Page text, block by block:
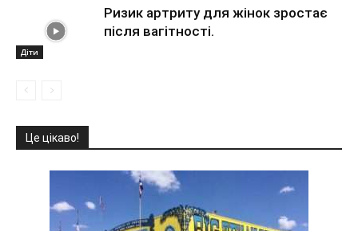
Діти
Ризик артриту для жінок зростає
після вагітності.
Це цікаво!